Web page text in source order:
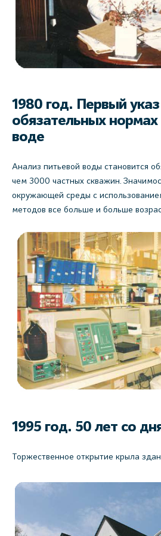
1980 год. Первый
обязательных нормах
воде
Анализ питьевой воды становится
чем 3000 частных скважин.
окружающей среды с
методов все больше и больше
1995 год. 50 лет со
Торжественное открытие крыла